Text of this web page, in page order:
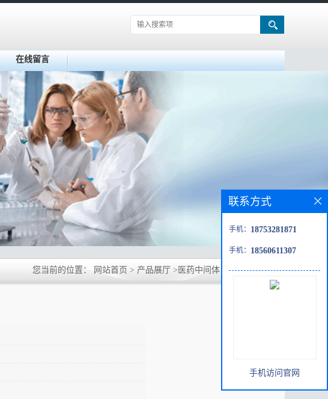
在线留言
您当前的位置： 网站首页 > 产品展厅 > 医药中间体 α-乙基-4-氨基
联系方式
手机： 18753281871
手机： 18560611307
手机访问官网